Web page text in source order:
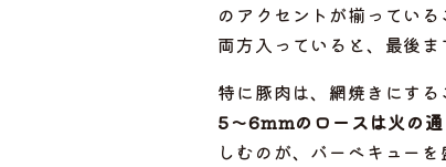
のアクセントが揃ってい
両方入っていると、最後ま
特に豚肉は、網焼きにす
5〜6mmのロースは火の
しむのが、バーベキューを